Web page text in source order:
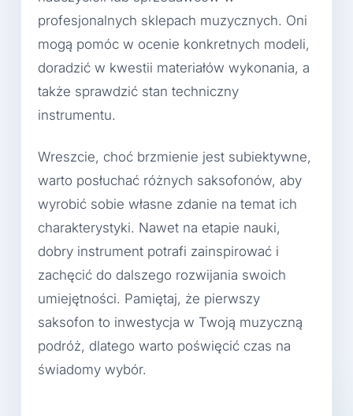
profesjonalnych sklepach muzycznych. Oni
mogą pomóc w ocenie konkretnych modeli,
doradzić w kwestii materiałów wykonania, a
także sprawdzić stan techniczny
instrumentu.
Wreszcie, choć brzmienie jest subiektywne,
warto posłuchać różnych saksofonów, aby
wyrobić sobie własne zdanie na temat ich
charakterystyki. Nawet na etapie nauki,
dobry instrument potrafi zainspirować i
zachęcić do dalszego rozwijania swoich
umiejętności. Pamiętaj, że pierwszy
saksofon to inwestycja w Twoją muzyczną
podróż, dlatego warto poświęcić czas na
świadomy wybór.